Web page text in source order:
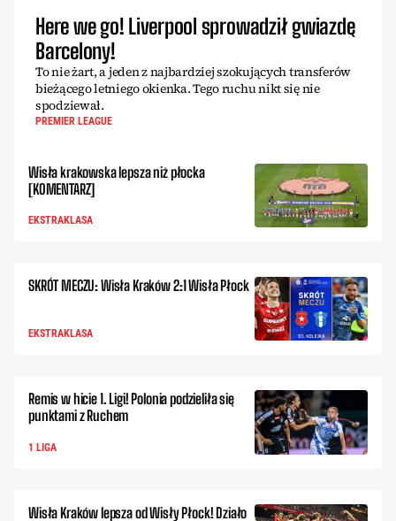
Here we go! Liverpool sprowadził gwiazdę
Barcelony!
To nie żart, a jeden z najbardziej szokujących transferów
bieżącego letniego okienka. Tego ruchu nikt się nie
spodziewał.
PREMIER LEAGUE
Wisła krakowska lepsza niż płocka
[KOMENTARZ]
EKSTRAKLASA
SKRÓT MECZU: Wisła Kraków 2:1 Wisła Płock
EKSTRAKLASA
Remis w hicie 1. Ligi! Polonia podzieliła się
punktami z Ruchem
1 LIGA
Wisła Kraków lepsza od Wisły Płock! Działo